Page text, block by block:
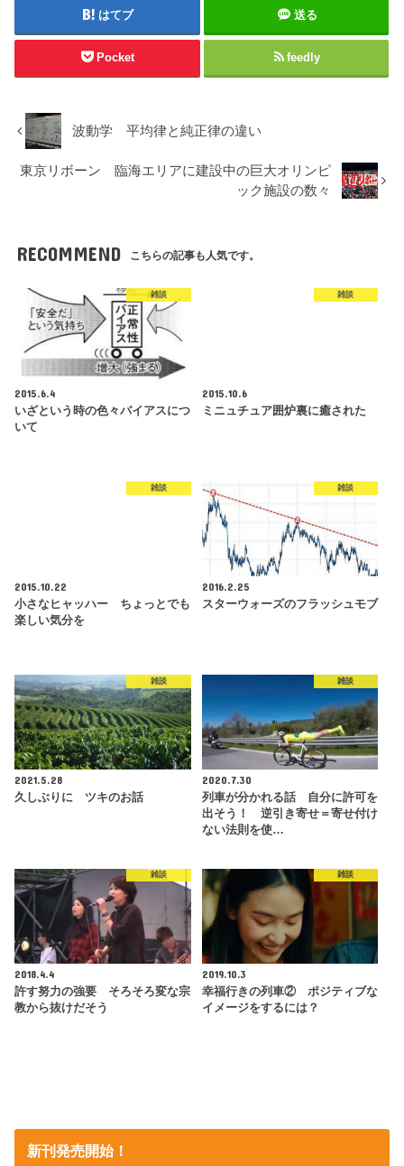
はてブ 送る
Pocket feedly
波動学 平均律と純正律の違い
東京リボーン 臨海エリアに建設中の巨大オリンピ
ック施設の数々
RECOMMEND こちらの記事も人気です。
雑談
2015.6.4
いざという時の色々バイアスにつ
いて
雑談
2015.10.6
ミニュチュア囲炉裏に癒された
雑談
2015.10.22
小さなヒャッハー ちょっとでも
楽しい気分を
雑談
2016.2.25
スターウォーズのフラッシュモブ
雑談
2021.5.28
久しぶりに ツキのお話
雑談
2020.7.30
列車が分かれる話 自分に許可を
出そう！ 逆引き寄せ＝寄せ付け
ない法則を使…
雑談
2018.4.4
許す努力の強要 そろそろ変な宗
教から抜けだそう
雑談
2019.10.3
幸福行きの列車② ポジティブな
イメージをするには？
新刊発売開始！